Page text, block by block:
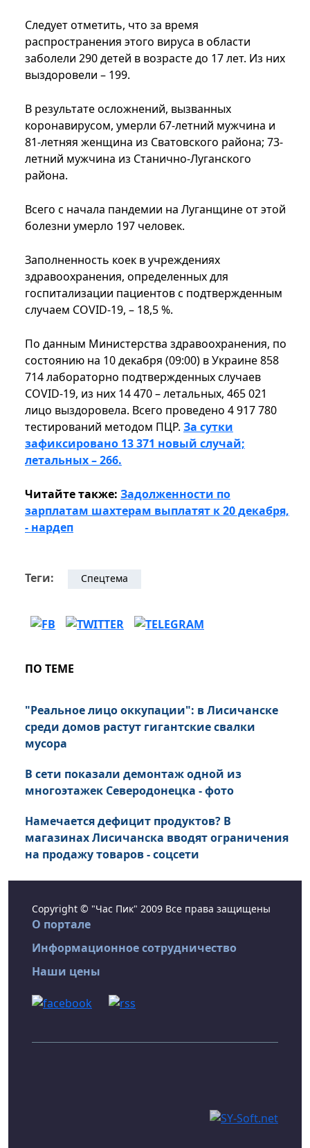
Следует отметить, что за время
распространения этого вируса в области
заболели 290 детей в возрасте до 17 лет. Из них
выздоровели – 199.
В результате осложнений, вызванных
коронавирусом, умерли 67-летний мужчина и
81-летняя женщина из Сватовского района; 73-
летний мужчина из Станично-Луганского
района.
Всего с начала пандемии на Луганщине от этой
болезни умерло 197 человек.
Заполненность коек в учреждениях
здравоохранения, определенных для
госпитализации пациентов с подтвержденным
случаем COVID-19, – 18,5 %.
По данным Министерства здравоохранения, по
состоянию на 10 декабря (09:00) в Украине 858
714 лабораторно подтвержденных случаев
COVID-19, из них 14 470 – летальных, 465 021
лицо выздоровела. Всего проведено 4 917 780
тестирований методом ПЦР. За сутки
зафиксировано 13 371 новый случай;
летальных – 266.
Читайте также: Задолженности по
зарплатам шахтерам выплатят к 20 декабря,
- нардеп
Теги: Спецтема
ПО ТЕМЕ
"Реальное лицо оккупации": в Лисичанске
среди домов растут гигантские свалки
мусора
В сети показали демонтаж одной из
многоэтажек Северодонецка - фото
Намечается дефицит продуктов? В
магазинах Лисичанска вводят ограничения
на продажу товаров - соцсети
Copyright © "Час Пик" 2009 Все права защищены
О портале
Информационное сотрудничество
Наши цены